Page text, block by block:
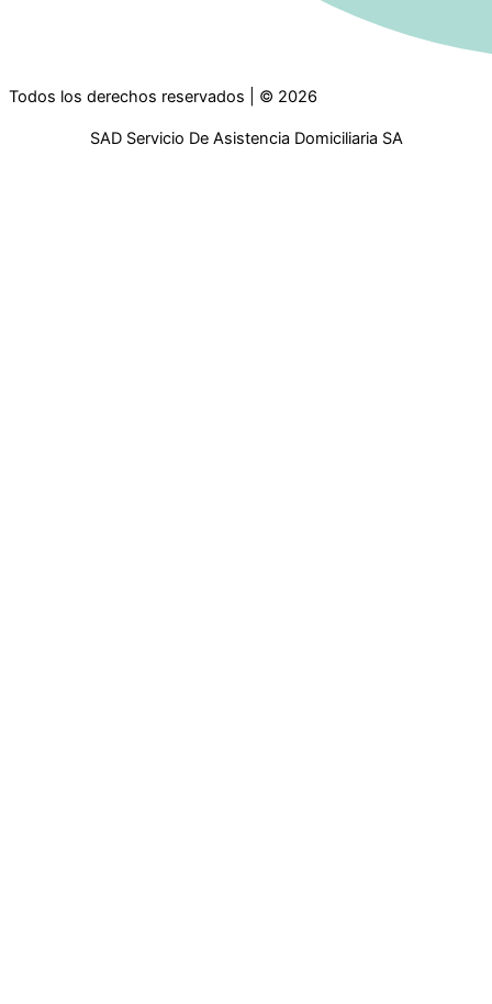
Todos los derechos reservados | © 2026
SAD Servicio De Asistencia Domiciliaria SA